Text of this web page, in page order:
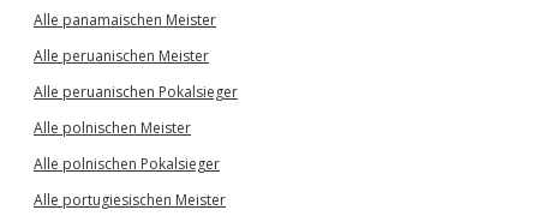
Alle panamaischen Meister
Alle peruanischen Meister
Alle peruanischen Pokalsieger
Alle polnischen Meister
Alle polnischen Pokalsieger
Alle portugiesischen Meister